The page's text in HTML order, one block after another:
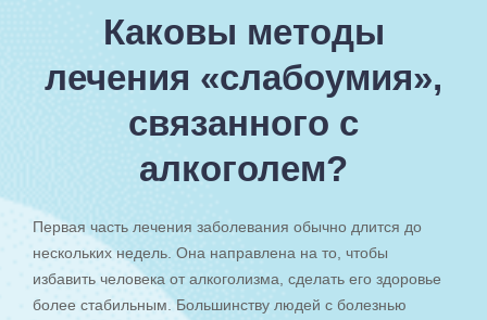
Каковы методы
лечения «слабоумия»,
связанного с
алкоголем?
Первая часть лечения заболевания обычно длится до
нескольких недель. Она направлена на то, чтобы
избавить человека от алкоголизма, сделать его здоровье
более стабильным. Большинству людей с болезнью